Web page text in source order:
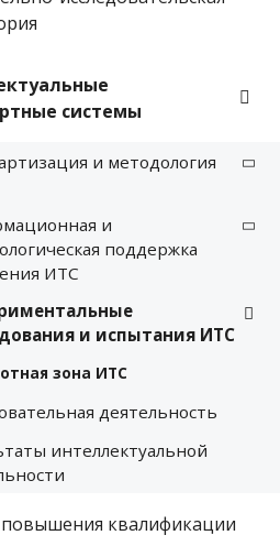
системы
и методология
и
поддержка
ИТС
и испытания ИТС
зона ИТС
деятельность
интеллектуальной
квалификации